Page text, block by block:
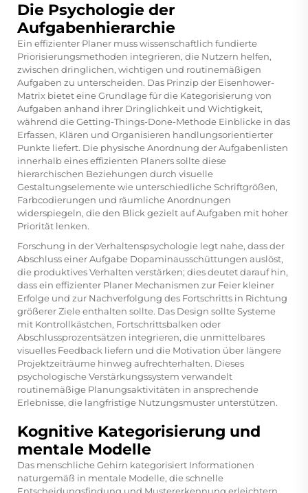
Die Psychologie der
Aufgabenhierarchie
Ein effizienter Planer muss wissenschaftlich fundierte
Priorisierungsmethoden integrieren, die Nutzern helfen,
zwischen dringlichen, wichtigen und routinemäßigen
Aufgaben zu unterscheiden. Das Prinzip der Eisenhower-
Matrix bietet eine Grundlage für die Kategorisierung von
Aufgaben anhand ihrer Dringlichkeit und Wichtigkeit,
während die Getting-Things-Done-Methode Einblicke in das
Erfassen, Klären und Organisieren handlungsorientierter
Punkte liefert. Die physische Anordnung der Aufgabenlisten
innerhalb eines effizienten Planers sollte diese
hierarchischen Beziehungen durch visuelle
Gestaltungselemente wie unterschiedliche Schriftgrößen,
Farbcodierungen und räumliche Anordnungen
widerspiegeln, die den Blick gezielt auf Aufgaben mit hoher
Priorität lenken.
Forschung in der Verhaltenspsychologie legt nahe, dass der
Abschluss einer Aufgabe Dopaminausschüttungen auslöst,
die produktives Verhalten verstärken; dies deutet darauf hin,
dass ein effizienter Planer Mechanismen zur Feier kleiner
Erfolge und zur Nachverfolgung des Fortschritts in Richtung
größerer Ziele enthalten sollte. Das Design sollte Systeme
mit Kontrollkästchen, Fortschrittsbalken oder
Abschlussprozentsätzen integrieren, die unmittelbares
visuelles Feedback liefern und die Motivation über längere
Projektzeiträume hinweg aufrechterhalten. Dieses
psychologische Verstärkungssystem verwandelt
routinemäßige Planungsaktivitäten in ansprechende
Erlebnisse, die langfristige Nutzungsmuster unterstützen.
Kognitive Kategorisierung und
mentale Modelle
Das menschliche Gehirn kategorisiert Informationen
naturgemäß in mentale Modelle, die schnelle